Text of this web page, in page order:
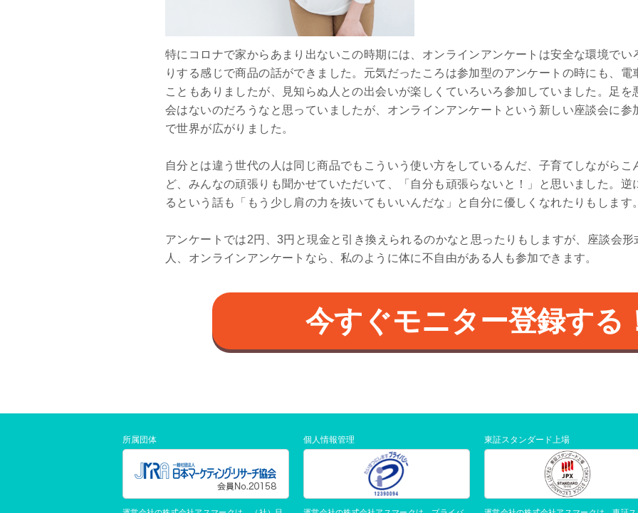
特にコロナで家からあまり出ないこの時期には、オンラインアンケートは安全な環境でい
りする感じで商品の話ができました。元気だったころは参加型のアンケートの時にも、
こともありましたが、見知らぬ人との出会いが楽しくていろいろ参加していました。足
会はないのだろうなと思っていましたが、オンラインアンケートという新しい座談会に参
で世界が広がりました。
自分とは違う世代の人は同じ商品でもこういう使い方をしているんだ、子育てしながら
ど、みんなの頑張りも聞かせていただいて、「自分も頑張らないと！」と思いました。
るという話も「もう少し肩の力を抜いてもいいんだな」と自分に優しくなれたりもします
アンケートでは2円、3円と現金と引き換えられるのかなと思ったりもしますが、座談会
人、オンラインアンケートなら、私のように体に不自由がある人も参加できます。
今すぐモニター登録する
所属団体 個人情報管理 東証スタンダード上場